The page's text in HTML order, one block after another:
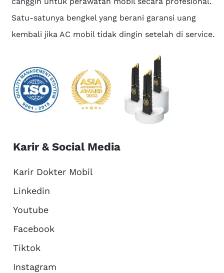
Satu-satunya bengkel yang berani garansi uang
kembali jika AC mobil tidak dingin setelah di service.
Karir & Social Media
Karir Dokter Mobil
Linkedin
Youtube
Facebook
Tiktok
Instagram